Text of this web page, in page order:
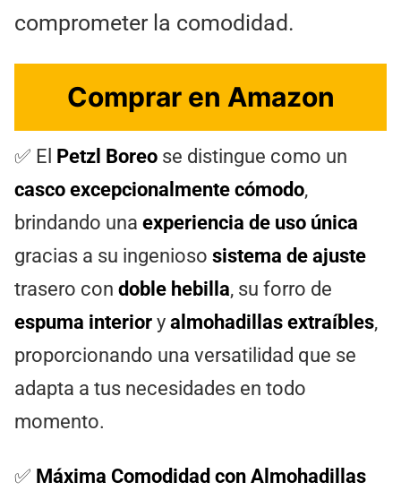
comprometer la comodidad.
Comprar en Amazon
✅ El Petzl Boreo se distingue como un
casco excepcionalmente cómodo,
brindando una experiencia de uso única
gracias a su ingenioso sistema de ajuste
trasero con doble hebilla, su forro de
espuma interior y almohadillas extraíbles,
proporcionando una versatilidad que se
adapta a tus necesidades en todo
momento.
✅ Máxima Comodidad con Almohadillas